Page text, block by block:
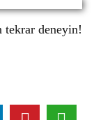
deneyin!